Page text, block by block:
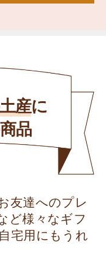
産に
品
友達へのプレ
ど様々なギフ
宅用にもうれ